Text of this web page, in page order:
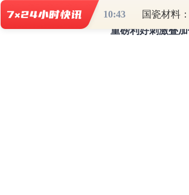
秦蠡论股专栏 07-16
10:43